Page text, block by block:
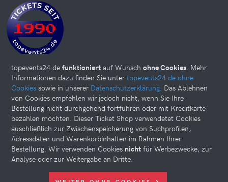
Diese Website kann Cookies verwenden. Bitte nehmen Sie weiter
topevents24.de funktioniert auf Wunsch ohne Cookies. Mehr
Informationen dazu finden Sie unter topevents24.de ohne
Cookies sowie in unserer Datenschutzerklärung. Das Ablehnen
von Cookies empfehlen wir jedoch nicht, wenn Sie Ihre
Bestellung nicht durchgehend fortführen oder mit Kreditkarte
bezahlen möchten. Dieser Ticket Shop verwendetet Cookies
auschließlich zur Zwischenspeicherung von Suchprofilen,
Adressdaten und Warenkorbinhalten im Rahmen Ihrer
Bestellung. Wir verwenden Cookies nicht für Werbezwecke, zur
Analyse oder zur Weitergabe an Dritte.